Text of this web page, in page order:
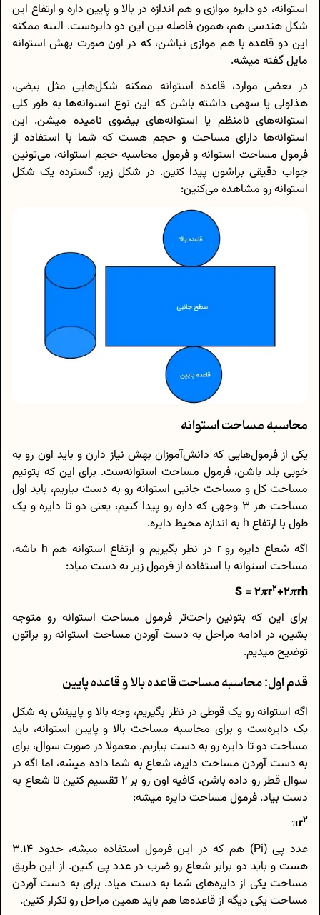
استوانه، دو دایره موازی و هم اندازه در بالا و پایین داره و ارتفاع این
شکل هندسی هم، همون فاصله بین این دو دایره‌ست. البته ممکنه
این دو قاعده با هم موازی نباشن، که در اون صورت بهش استوانه
مایل گفته میشه.
در بعضی موارد، قاعده استوانه ممکنه شکل‌هایی مثل بیضی،
هذلولی یا سهمی داشته باشن که این نوع استوانه‌ها به‌ طور کلی
استوانه‌های نامنظم یا استوانه‌های بیضوی نامیده میشن. این
استوانه‌ها دارای مساحت و حجم هست که شما با استفاده از
فرمول مساحت استوانه و فرمول محاسبه حجم استوانه، می‌تونین
جواب دقیقی براشون پیدا کنین. در شکل زیر، گسترده یک شکل
استوانه رو مشاهده می‌کنین:
محاسبه مساحت استوانه
یکی از فرمول‌هایی که دانش‌آموزان بهش نیاز دارن و باید اون رو به
خوبی بلد باشن، فرمول مساحت استوانه‌ست. برای این که بتونیم
مساحت کل و مساحت جانبی استوانه رو به دست بیاریم، باید اول
مساحت هر 3 وجهی که داره رو پیدا کنیم، یعنی دو تا دایره و یک
طول با ارتفاع h به اندازه محیط دایره.
اگه شعاع دایره رو r در نظر بگیریم و ارتفاع استوانه هم h باشه،
مساحت استوانه با استفاده از فرمول زیر به دست میاد:
S = 2𝜋r2+2𝜋rh
برای این که بتونین راحت‌تر فرمول مساحت استوانه رو متوجه
بشین، در ادامه مراحل به دست آوردن مساحت استوانه رو براتون
توضیح میدیم.
قدم اول: محاسبه مساحت قاعده بالا و قاعده پایین
اگه استوانه رو یک قوطی در نظر بگیریم، وجه بالا و پایینش به شکل
یک دایره‌ست و برای محاسبه مساحت بالا و پایین استوانه، باید
مساحت دو تا دایره رو به دست بیاریم. معمولا در صورت سوال، برای
به دست آوردن مساحت دایره، شعاع به شما داده میشه، اما اگه در
سوال قطر رو داده باشن، کافیه اون رو بر 2 تقسیم کنین تا شعاع به
دست بیاد. فرمول مساحت دایره میشه:
πr2
عدد پی (Pi) هم که در این فرمول استفاده میشه، حدود 3.14
هست و باید دو برابر شعاع رو ضرب در عدد پی کنین. از این طریق
مساحت یکی از دایره‌های شما به دست میاد. برای به دست آوردن
مساحت یکی دیگه از قاعده‌ها هم باید همین مراحل رو تکرار کنین.